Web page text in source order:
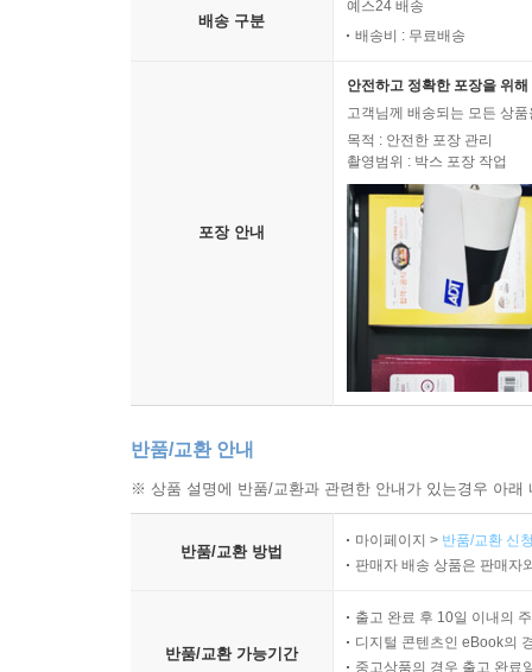
배송 구분
예스24 배송
배송비 : 무료배송
포장 안내
안전하고 정확한 포장을 위
고객님께 배송되는 모든 상
목적 : 안전한 포장 관리
촬영범위 : 박스 포장 작업
반품/교환 안내
※ 상품 설명에 반품/교환과 관련한 안내가 있는경우 아
반품/교환 방법
마이페이지 > 반품/교환 신
판매자 배송 상품은 판매자
반품/교환 가능기간
출고 완료 후 10일 이내의
디지털 콘텐츠인 eBook의
중고상품의 경우 출고 완료